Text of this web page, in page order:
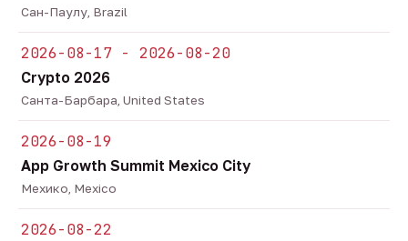
Сан-Паулу, Brazil
2026-08-17 - 2026-08-20
Crypto 2026
Санта-Барбара, United States
2026-08-19
App Growth Summit Mexico City
Мехико, Mexico
2026-08-22